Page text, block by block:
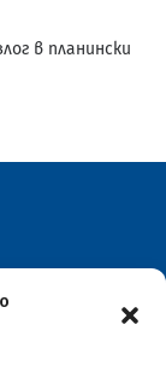
в планински